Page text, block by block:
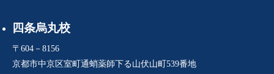
四条烏丸校
〒604－8156
京都市中京区室町通蛸薬師下る山伏山町539番地